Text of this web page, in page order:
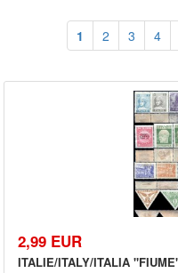
1 2 3 4
2,99 EUR
ITALIE/ITALY/ITALIA